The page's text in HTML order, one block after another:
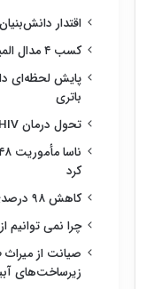
اقتدار
کسب ۴ مدال المپیاد جهانی هوش مصنوعی برای ایران
پایش لحظه‌ای
باتری
تحول درمان HIV با قرص هفتگی
کرد
کاهش ۹۸ درصدی بوی فاضلاب با نانوفیلتر ایرانی
چرا نمی
صیانت از
زیرساخت‌های